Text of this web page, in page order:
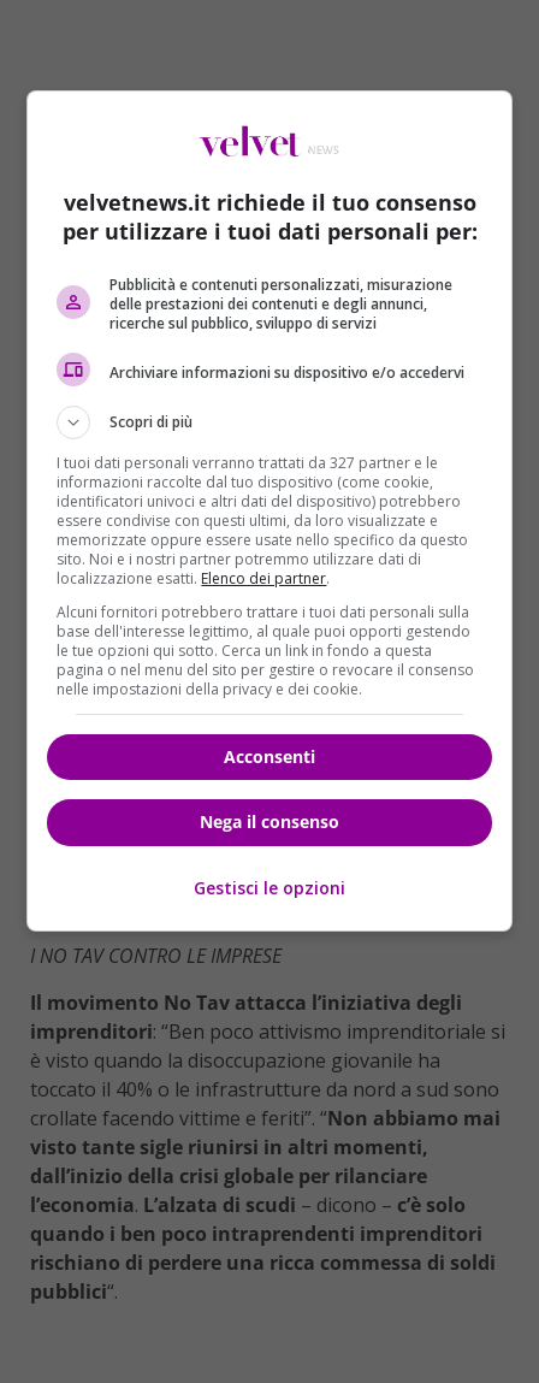
gli italiani, gli imprenditori e gli artigiani
venivano massacrati– è la risposta critica a
dell’Interno Matteo Salvini -.Ora ci lasciassero
lavorare
l’abbiamo trovata”. Salvini ha rilasciato queste
dichiarazioni ai giornalisti a margine delle
celebrazioni di Santa Barbara, patrona dei Vigili del
fuoco, oggi 4 dicembre. “Siamo qui da sei mesi – ha
ribadito – ascolterò tutti, incontrerò tutti, ma
lasciateci lavorare”.
Quanto alla manovra e alla trattativa con
l’Europa, il leader della Lega afferma che “il 2% (del
rapporto fra debito e prodotto interno lordo, ndr.) è
un numero su cui si esercitano giornalisti e
commissari Ue, noi badiamo alla sostanza e a
trovare risorse”. “
Noi facciamo una manovra seria
– ha aggiunto – chenon dipenderà dallo zero
virgola ma dai contenuti. Una manovra che ha
degli investimenti che non ci sono mai stati negli
anni precedenti”. Quanto alla Tav, Salvini ha poi
I NO TAV CONTRO LE IMPRESE
Il movimento No Tav attacca l’iniziativa degli
imprenditori: “Ben poco attivismo imprenditoriale si
è visto quando la disoccupazione giovanile ha
toccato il 40% o le infrastrutture da nord a sud sono
crollate facendo vittime e feriti”. “Non abbiamo mai
visto tante sigle riunirsi in altri momenti,
dall’inizio della crisi globale per rilanciare
l’economia. L’alzata di scudi – dicono – c’è solo
quando i ben poco intraprendenti imprenditori
rischiano di perdere una ricca commessa di soldi
pubblici“.
velvetnews.it richiede il tuo consenso
per utilizzare i tuoi dati personali per:
Pubblicità e contenuti personalizzati, misurazione
delle prestazioni dei contenuti e degli annunci,
ricerche sul pubblico, sviluppo di servizi
Archiviare informazioni su dispositivo e/o accedervi
Scopri di più
I tuoi dati personali verranno trattati da 327 partner e le
informazioni raccolte dal tuo dispositivo (come cookie,
identificatori univoci e altri dati del dispositivo) potrebbero
essere condivise con questi ultimi, da loro visualizzate e
memorizzate oppure essere usate nello specifico da questo
sito. Noi e i nostri partner potremmo utilizzare dati di
localizzazione esatti. Elenco dei partner.
Alcuni fornitori potrebbero trattare i tuoi dati personali sulla
base dell'interesse legittimo, al quale puoi opporti gestendo
le tue opzioni qui sotto. Cerca un link in fondo a questa
pagina o nel menu del sito per gestire o revocare il consenso
nelle impostazioni della privacy e dei cookie.
Acconsenti
Nega il consenso
Gestisci le opzioni